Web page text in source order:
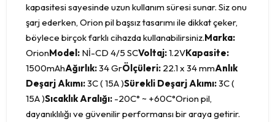
kapasitesi sayesinde uzun kullanım süresi sunar. Siz onu
şarj ederken, Orion pil başsız tasarımı ile dikkat çeker,
böylece birçok farklı cihazda kullanabilirsiniz.Marka:
OrionModel: Nİ-CD 4/5 SCVoltaj:1.2VKapasite:
1500mAhAğırlık:34 GrÖlçüleri: 22.1 x 34 mmAnlık
Deşarj Akımı:3C ( 15A )Sürekli Deşarj Akımı:3C (
15A )Sıcaklık Aralığı: -20C° ~ +60C°Orion pil,
dayanıklılığı ve güvenilir performansı bir araya getirir.